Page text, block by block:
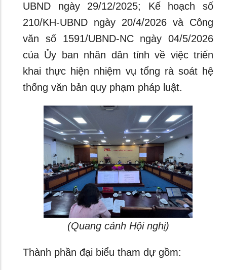
UBND ngày 29/12/2025; Kế hoạch số
210/KH-UBND ngày 20/4/2026 và Công
văn số 1591/UBND-NC ngày 04/5/2026
của Ủy ban nhân dân tỉnh về việc triển
khai thực hiện nhiệm vụ tổng rà soát hệ
thống văn bản quy phạm pháp luật.
(Quang cảnh Hội nghị)
Thành phần đại biểu tham dự gồm: